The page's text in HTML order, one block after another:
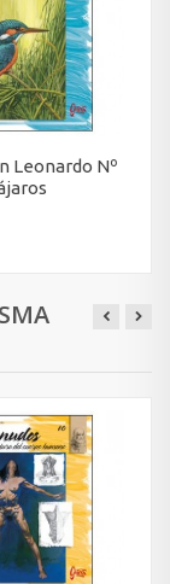
Leonardo Nº